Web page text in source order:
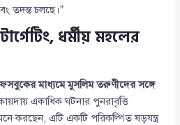
তদন্ত চলছে।”
ধর্মীয় মহলের
মাধ্যমে মুসলিম তরুণীদের সঙ্গে
একাধিক ঘটনার পুনরাবৃত্তি
করছেন, এটি একটি পরিকল্পিত ষড়যন্ত্র